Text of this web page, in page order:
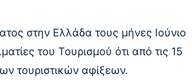
στην Ελλάδα τους μήνες Ιούνιο
του Τουρισμού ότι από τις 15
τουριστικών αφίξεων.